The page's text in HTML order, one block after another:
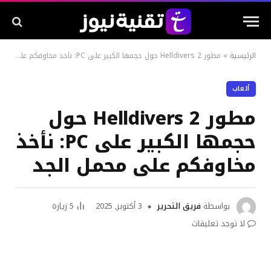
الرئيسية » مطور Helldivers 2 حول حجمها الكبير على PC: نأخذ مخاوفكم على محمل الجد
ألعاب
مطور Helldivers 2 حول
حجمها الكبير على PC: نأخذ
مخاوفكم على محمل الجد
بواسطة فريق التحرير 3 أكتوبر, 2025 5زيارة
لا توجد تعليقات